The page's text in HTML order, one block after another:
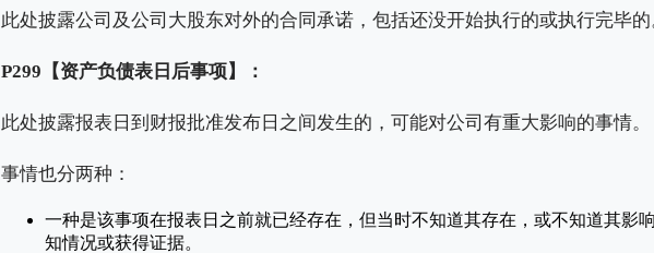
此处披露公司及公司大股东对外的合同承诺，包括还没开始执行的或执行完毕的
P299【资产负债表日后事项】：
此处披露报表日到财报批准发布日之间发生的，可能对公司有重大影响的事情。
事情也分两种：
一种是该事项在报表日之前就已经存在，但当时不知道其存在，或不知道其影
知情况或获得证据。